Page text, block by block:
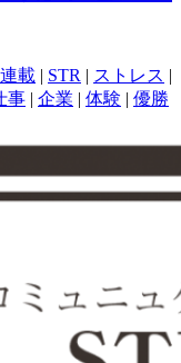
載 | STR | ストレス |
事 | 企業 | 体験 | 優勝